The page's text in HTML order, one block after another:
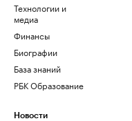
Технологии и
медиа
Финансы
Биографии
База знаний
РБК Образование
Новости